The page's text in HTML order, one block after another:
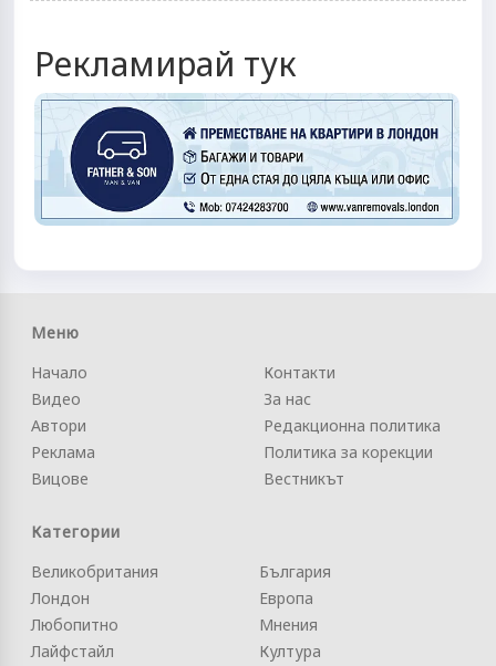
Рекламирай тук
Меню
Начало
Видео
Автори
Реклама
Вицове
Контакти
За нас
Редакционна политика
Политика за корекции
Вестникът
Категории
Великобритания
Лондон
Любопитно
Лайфстайл
България
Европа
Мнения
Култура